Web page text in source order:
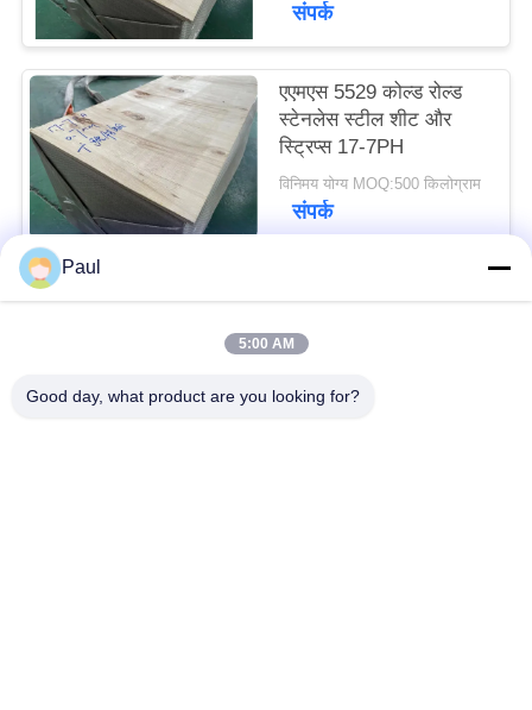
संपर्क
एएमएस 5529 कोल्ड रोल्ड
स्टेनलेस स्टील शीट और
स्ट्रिप्स 17-7PH
विनिमय योग्य MOQ:500 किलोग्राम
संपर्क
लोकप्रिय श्रेणियां
मार्टेंसिटिक स्टेनलेस स्टील
वर्षा स्टेनलेस स्टील
Paul
5:00 AM
Good day, what product are you looking for?